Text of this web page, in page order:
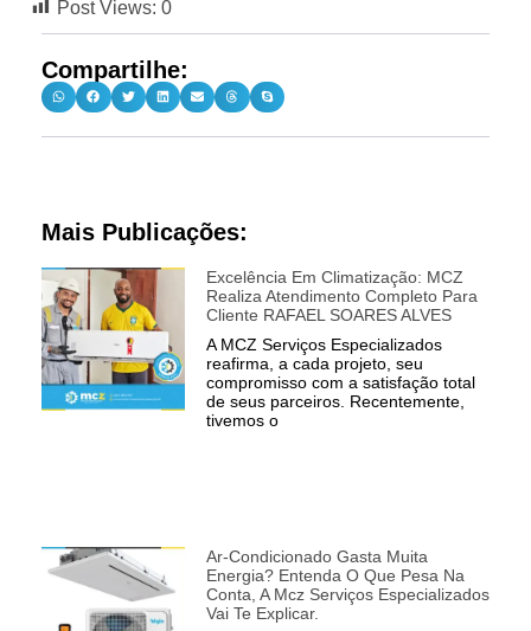
Post Views: 0
Compartilhe:
Mais Publicações:
Excelência Em Climatização: MCZ
Realiza Atendimento Completo Para
Cliente RAFAEL SOARES ALVES
A MCZ Serviços Especializados
reafirma, a cada projeto, seu
compromisso com a satisfação total
de seus parceiros. Recentemente,
tivemos o
Ar-Condicionado Gasta Muita
Energia? Entenda O Que Pesa Na
Conta, A Mcz Serviços Especializados
Vai Te Explicar.